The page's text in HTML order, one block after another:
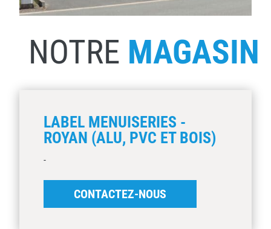
NOTRE MAGASIN
LABEL MENUISERIES -
ROYAN (ALU, PVC ET BOIS)
-
CONTACTEZ-NOUS